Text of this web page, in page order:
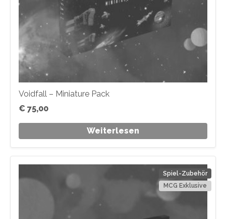
Voidfall – Miniature Pack
€ 75,00
Weiterlesen
Spiel-Zubehör
MCG Exklusive